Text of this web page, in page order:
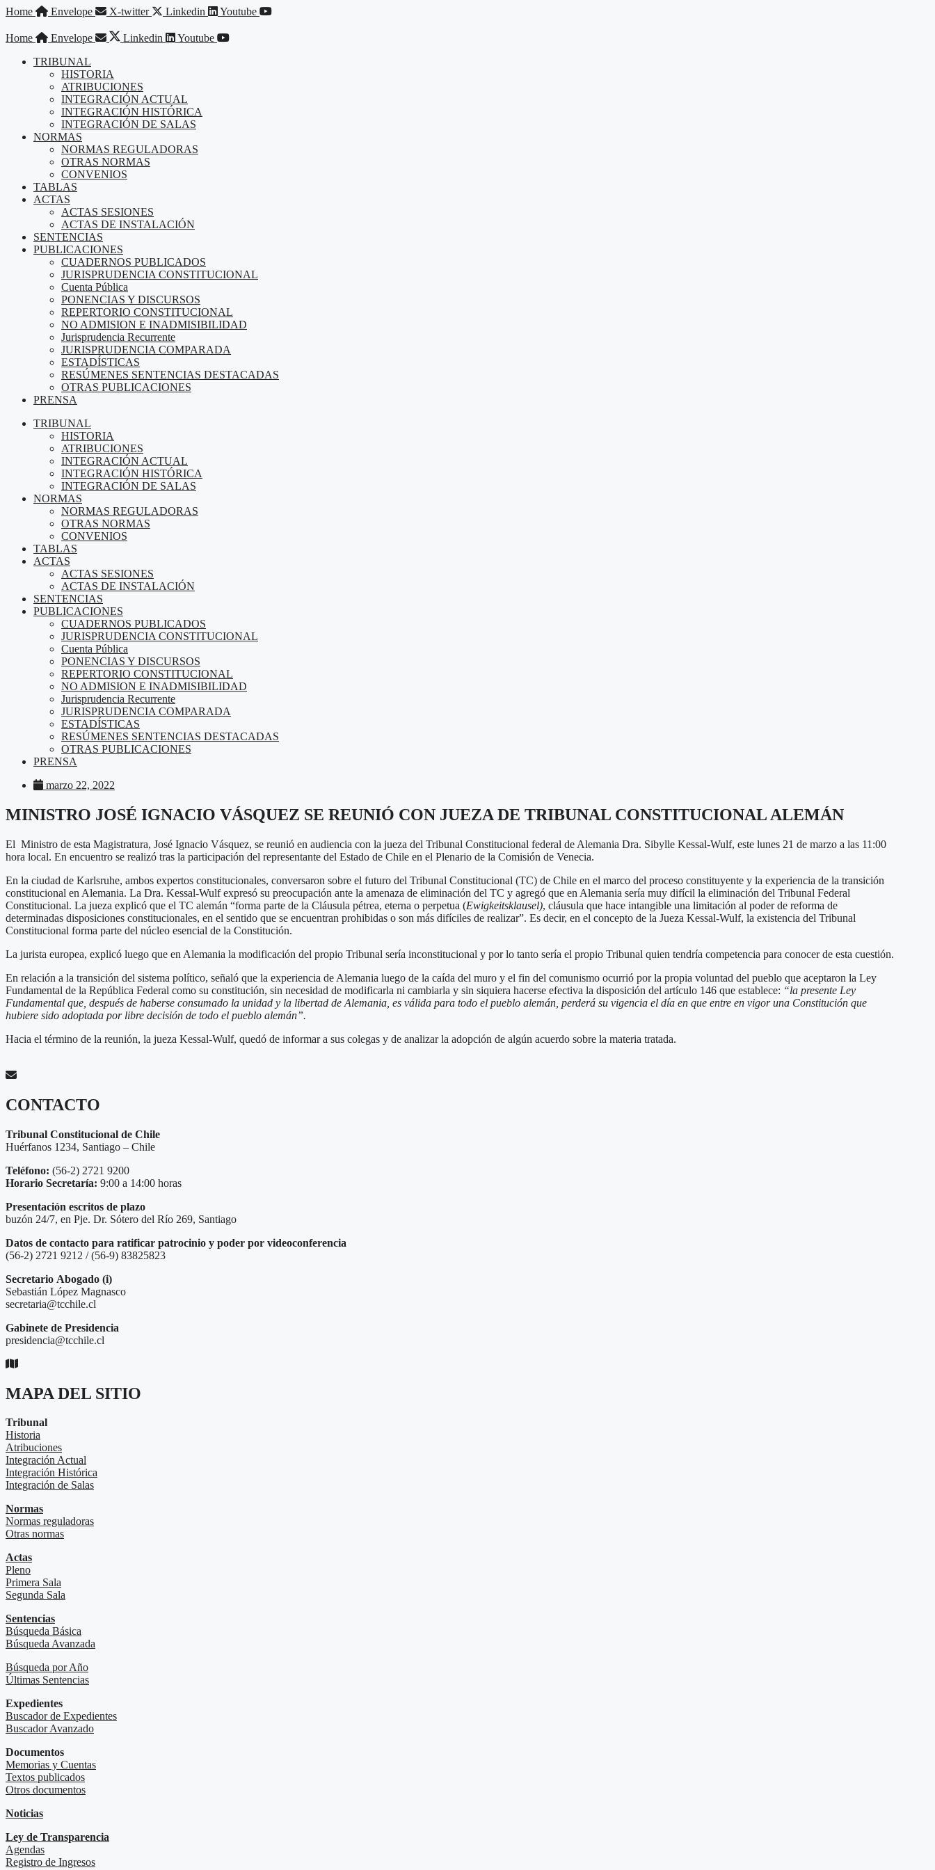
Saltar
contenido
Home Envelope X-twitter Linkedin Youtube
Home Envelope Linkedin
Youtube
TRIBUNAL
HISTORIA
ATRIBUCIONES
INTEGRACIÓN ACTUAL
INTEGRACIÓN HISTÓRICA
INTEGRACIÓN DE SALAS
NORMAS
NORMAS REGULADORAS
OTRAS NORMAS
CONVENIOS
TABLAS
ACTAS
ACTAS SESIONES
ACTAS DE INSTALACIÓN
SENTENCIAS
PUBLICACIONES
CUADERNOS PUBLICADOS
JURISPRUDENCIA CONSTITUCIONAL
Cuenta Pública
PONENCIAS Y DISCURSOS
REPERTORIO CONSTITUCIONAL
NO ADMISION E INADMISIBILIDAD
Jurisprudencia Recurrente
JURISPRUDENCIA COMPARADA
ESTADÍSTICAS
RESÚMENES SENTENCIAS DESTACADAS
OTRAS PUBLICACIONES
PRENSA
TRIBUNAL
HISTORIA
ATRIBUCIONES
INTEGRACIÓN ACTUAL
INTEGRACIÓN HISTÓRICA
INTEGRACIÓN DE SALAS
NORMAS
NORMAS REGULADORAS
OTRAS NORMAS
CONVENIOS
TABLAS
ACTAS
ACTAS SESIONES
ACTAS DE INSTALACIÓN
SENTENCIAS
PUBLICACIONES
CUADERNOS PUBLICADOS
JURISPRUDENCIA CONSTITUCIONAL
Cuenta Pública
PONENCIAS Y DISCURSOS
REPERTORIO CONSTITUCIONAL
NO ADMISION E INADMISIBILIDAD
Jurisprudencia Recurrente
JURISPRUDENCIA COMPARADA
ESTADÍSTICAS
RESÚMENES SENTENCIAS DESTACADAS
OTRAS PUBLICACIONES
PRENSA
marzo 22, 2022
MINISTRO JOSÉ IGNACIO VÁSQUEZ SE REUNIÓ CON JUEZA DE TRIBUNAL CONSTITUCIONAL ALEMÁN
El Ministro de esta Magistratura, José Ignacio Vásquez, se reunió en audiencia con la jueza del Tribunal Constitucional federal de Alemania Dra. Sibylle Kessal-Wulf, este lunes 21 de marzo a las 11:00
hora local. En encuentro se realizó tras la participación del representante del Estado de Chile en el Plenario de la Comisión de Venecia.
En la ciudad de Karlsruhe, ambos expertos constitucionales, conversaron sobre el futuro del Tribunal Constitucional (TC) de Chile en el marco del proceso constituyente y la experiencia de la transición
constitucional en Alemania. La Dra. Kessal-Wulf expresó su preocupación ante la amenaza de eliminación del TC y agregó que en Alemania sería muy difícil la eliminación del Tribunal Federal
Constitucional. La jueza explicó que el TC alemán “forma parte de la Cláusula pétrea, eterna o perpetua (Ewigkeitsklausel), cláusula que hace intangible una limitación al poder de reforma de
determinadas disposiciones constitucionales, en el sentido que se encuentran prohibidas o son más difíciles de realizar”. Es decir, en el concepto de la Jueza Kessal-Wulf, la existencia del Tribunal
Constitucional forma parte del núcleo esencial de la Constitución.
La jurista europea, explicó luego que en Alemania la modificación del propio Tribunal sería inconstitucional y por lo tanto sería el propio Tribunal quien tendría competencia para conocer de esta cuestión.
En relación a la transición del sistema político, señaló que la experiencia de Alemania luego de la caída del muro y el fin del comunismo ocurrió por la propia voluntad del pueblo que aceptaron la Ley
Fundamental de la República Federal como su constitución, sin necesidad de modificarla ni cambiarla y sin siquiera hacerse efectiva la disposición del artículo 146 que establece: “la presente Ley
Fundamental que, después de haberse consumado la unidad y la libertad de Alemania, es válida para todo el pueblo alemán, perderá su vigencia el día en que entre en vigor una Constitución que
hubiere sido adoptada por libre decisión de todo el pueblo alemán”.
Hacia el término de la reunión, la jueza Kessal-Wulf, quedó de informar a sus colegas y de analizar la adopción de algún acuerdo sobre la materia tratada.
CONTACTO
Tribunal Constitucional de Chile
Huérfanos 1234, Santiago – Chile
Teléfono: (56-2) 2721 9200
Horario Secretaría: 9:00 a 14:00 horas
Presentación escritos de plazo
buzón 24/7, en Pje. Dr. Sótero del Río 269, Santiago
Datos de contacto para ratificar patrocinio y poder por videoconferencia
(56-2) 2721 9212 / (56-9) 83825823
Secretario Abogado (i)
Sebastián López Magnasco
secretaria@tcchile.cl
Gabinete de Presidencia
presidencia@tcchile.cl
MAPA DEL SITIO
Tribunal
Historia
Atribuciones
Integración Actual
Integración Histórica
Integración de Salas
Normas
Normas reguladoras
Otras normas
Actas
Pleno
Primera Sala
Segunda Sala
Sentencias
Búsqueda Básica
Búsqueda Avanzada
Búsqueda por Año
Últimas Sentencias
Expedientes
Buscador de Expedientes
Buscador Avanzado
Documentos
Memorias y Cuentas
Textos publicados
Otros documentos
Noticias
Ley de Transparencia
Agendas
Registro de Ingresos